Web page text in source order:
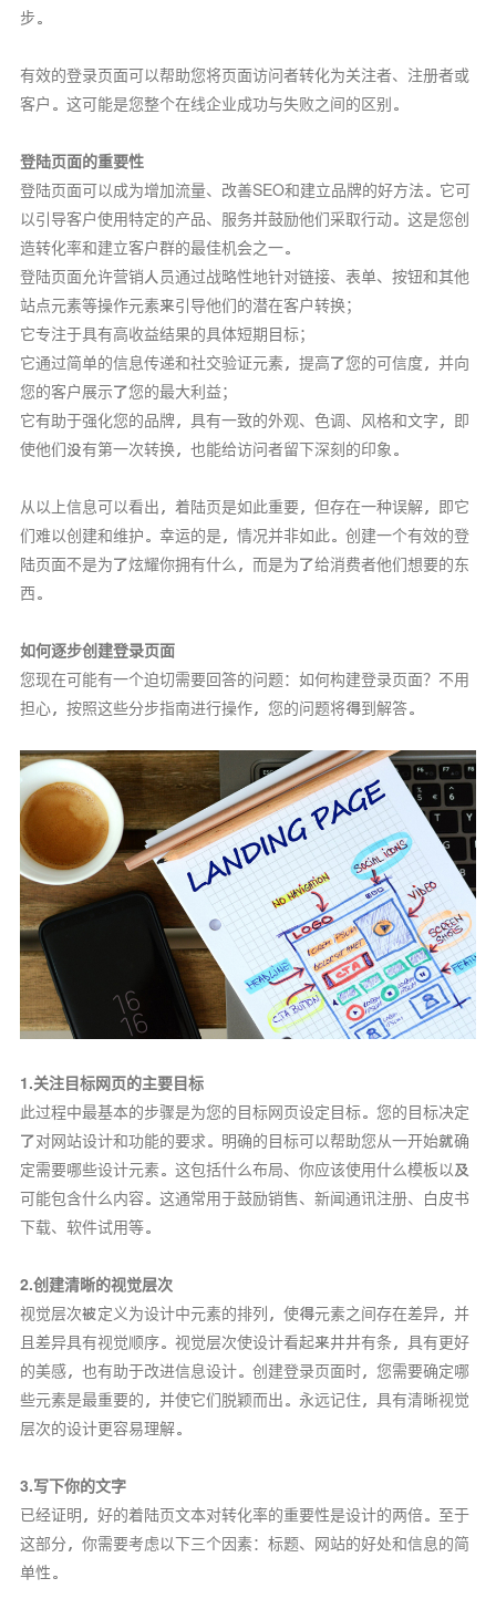
步。
有效的登录页面可以帮助您将页面访问者转化为关注者、注册者或
客户。这可能是您整个在线企业成功与失败之间的区别。
登陆页面的重要性
登陆页面可以成为增加流量、改善SEO和建立品牌的好方法。它可
以引导客户使用特定的产品、服务并鼓励他们采取行动。这是您创
造转化率和建立客户群的最佳机会之一。
登陆页面允许营销人员通过战略性地针对链接、表单、按钮和其他
站点元素等操作元素来引导他们的潜在客户转换；
它专注于具有高收益结果的具体短期目标；
它通过简单的信息传递和社交验证元素，提高了您的可信度，并向
您的客户展示了您的最大利益；
它有助于强化您的品牌，具有一致的外观、色调、风格和文字，即
使他们没有第一次转换，也能给访问者留下深刻的印象。
从以上信息可以看出，着陆页是如此重要，但存在一种误解，即它
们难以创建和维护。幸运的是，情况并非如此。创建一个有效的登
陆页面不是为了炫耀你拥有什么，而是为了给消费者他们想要的东
西。
如何逐步创建登录页面
您现在可能有一个迫切需要回答的问题：如何构建登录页面？不用
担心，按照这些分步指南进行操作，您的问题将得到解答。
1.关注目标网页的主要目标
此过程中最基本的步骤是为您的目标网页设定目标。您的目标决定
了对网站设计和功能的要求。明确的目标可以帮助您从一开始就确
定需要哪些设计元素。这包括什么布局、你应该使用什么模板以及
可能包含什么内容。这通常用于鼓励销售、新闻通讯注册、白皮书
下载、软件试用等。
2.创建清晰的视觉层次
视觉层次被定义为设计中元素的排列，使得元素之间存在差异，并
且差异具有视觉顺序。视觉层次使设计看起来井井有条，具有更好
的美感，也有助于改进信息设计。创建登录页面时，您需要确定哪
些元素是最重要的，并使它们脱颖而出。永远记住，具有清晰视觉
层次的设计更容易理解。
3.写下你的文字
已经证明，好的着陆页文本对转化率的重要性是设计的两倍。至于
这部分，你需要考虑以下三个因素：标题、网站的好处和信息的简
单性。